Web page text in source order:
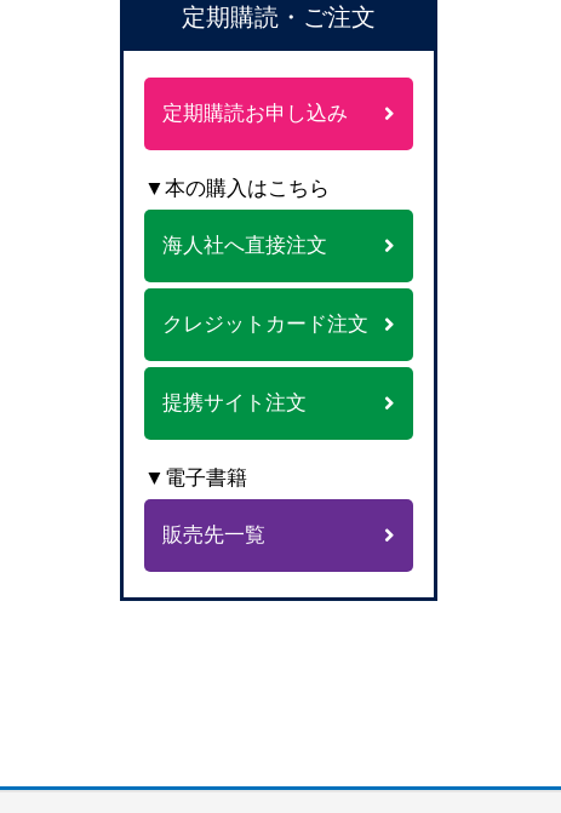
定期購読・ご注文
定期購読お申し込み
▼本の購入はこちら
海人社へ直接注文
クレジットカード注文
提携サイト注文
▼電子書籍
販売先一覧